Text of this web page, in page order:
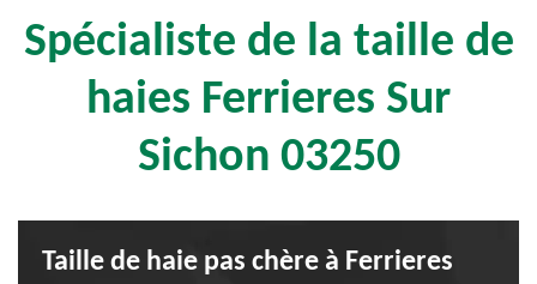
Spécialiste de la taille de
haies Ferrieres Sur
Sichon 03250
Taille de haie pas chère à Ferrieres